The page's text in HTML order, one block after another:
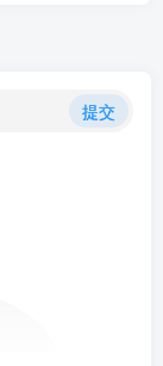
提交